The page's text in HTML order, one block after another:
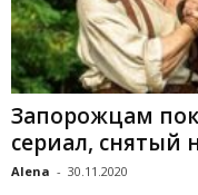
Запорожцам
сериал, снятый
Alena - 30.11.2020